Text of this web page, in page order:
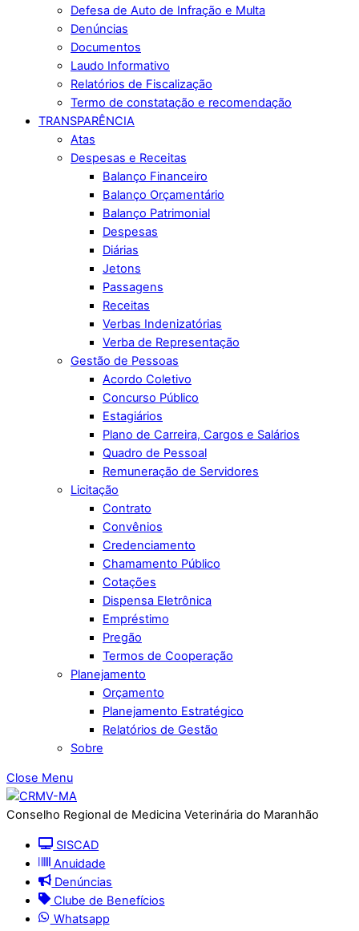
Defesa de Auto de Infração e Multa
Denúncias
Documentos
Laudo Informativo
Relatórios de Fiscalização
Termo de constatação e recomendação
TRANSPARÊNCIA
Atas
Despesas e Receitas
Balanço Financeiro
Balanço Orçamentário
Balanço Patrimonial
Despesas
Diárias
Jetons
Passagens
Receitas
Verbas Indenizatórias
Verba de Representação
Gestão de Pessoas
Acordo Coletivo
Concurso Público
Estagiários
Plano de Carreira, Cargos e Salários
Quadro de Pessoal
Remuneração de Servidores
Licitação
Contrato
Convênios
Credenciamento
Chamamento Público
Cotações
Dispensa Eletrônica
Empréstimo
Pregão
Termos de Cooperação
Planejamento
Orçamento
Planejamento Estratégico
Relatórios de Gestão
Sobre
Close Menu
Conselho Regional de Medicina Veterinária do Maranhão
SISCAD
Anuidade
Denúncias
Clube de Benefícios
Whatsapp